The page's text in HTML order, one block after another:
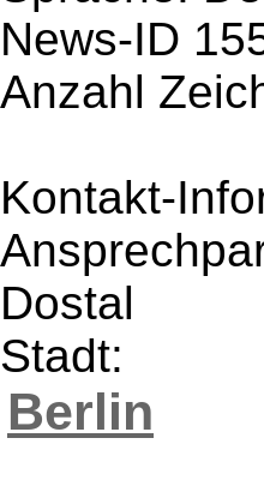
News-ID
Anzahl
Kontakt-
Dostal
Stadt:
Berlin